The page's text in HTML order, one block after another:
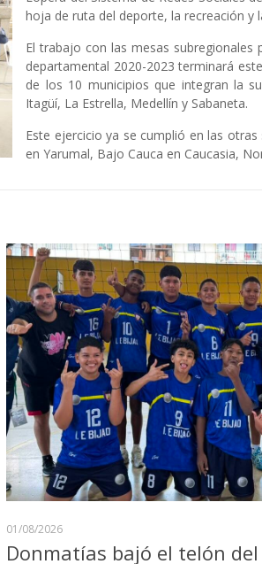
hoja de ruta del deporte, la recreación y
El trabajo con las mesas
departamental 2020-2023 terminará
de los 10 municipios que integran la
Itagüí, La Estrella, Medellín y Sabaneta.
Este ejercicio ya se cumplió en las
en Yarumal, Bajo Cauca en Caucasia,
01/08/2026
Donmatías bajó el telón